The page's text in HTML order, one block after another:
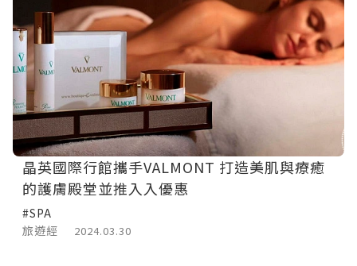
晶英國際行館攜手VALMONT 打造美肌與療癒
的護膚殿堂並推入入優惠
#SPA
旅遊經
2024.03.30